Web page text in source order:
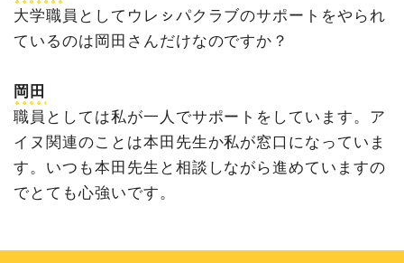
大学職員としてウレㇱパクラブのサポートをやられ
ているのは岡田さんだけなのですか？
岡田
職員としては私が一人でサポートをしています。ア
イヌ関連のことは本田先生か私が窓口になっていま
す。いつも本田先生と相談しながら進めていますの
でとても心強いです。